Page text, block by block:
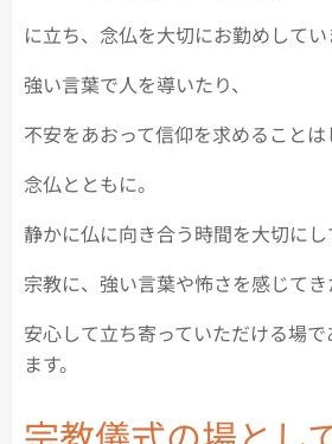
に立ち、念仏を大切にお勤めしてい
強い言葉で人を導いたり、
不安をあおって信仰を求めることは
念仏とともに。
静かに仏に向き合う時間を大切にし
宗教に、強い言葉や怖さを感じてき
安心して立ち寄っていただける場
ます。